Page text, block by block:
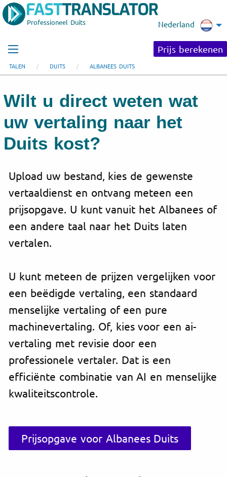
Professioneel Duits Nederland
Prijs berekenen
TALEN DUITS ALBANEES DUITS
Wilt u direct weten wat
uw vertaling naar het
Duits kost?
Upload uw bestand, kies de gewenste
vertaaldienst en ontvang meteen een
prijsopgave. U kunt vanuit het Albanees of
een andere taal naar het Duits laten
vertalen.
U kunt meteen de prijzen vergelijken voor
een beëdigde vertaling, een standaard
menselijke vertaling of een pure
machinevertaling. Of, kies voor een ai-
vertaling met revisie door een
professionele vertaler. Dat is een
efficiënte combinatie van AI en menselijke
kwaliteitscontrole.
Prijsopgave voor Albanees Duits